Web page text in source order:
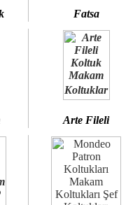
Fatsa
Arte Fileli